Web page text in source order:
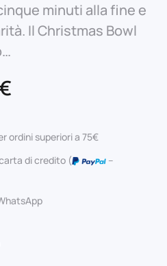
minuti alla fine e
Il Christmas Bowl
attuale
è:
ordini superiori a 75€
di credito (
–